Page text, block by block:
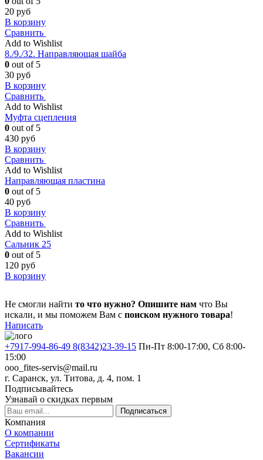
20 руб
В корзину
Сравнить
Add to Wishlist
8./9./32. Направляющая шайба
0 out of 5
30 руб
В корзину
Сравнить
Add to Wishlist
Муфта сцепления
0 out of 5
430 руб
В корзину
Сравнить
Add to Wishlist
Направляющая пластина
0 out of 5
40 руб
В корзину
Сравнить
Add to Wishlist
Сальник 25
0 out of 5
120 руб
В корзину
Не смогли найти то что нужно? Опишите нам что Вы
искали, и мы поможем Вам с поиском нужного товара!
Написать
+7917-994-86-49 8(8342)23-39-15 Пн-Пт 8:00-17:00, Сб 8:00-
15:00
ooo_fites-servis@mail.ru
г. Саранск, ул. Титова, д. 4, пом. 1
Подписывайтесь
Узнавай о скидках первым
Подписаться
Компания
О компании
Сертификаты
Вакансии